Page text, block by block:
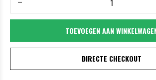
TOEVOEGEN AAN
DIRECTE CHECKOUT